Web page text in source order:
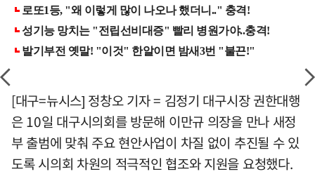
[대구=뉴시스] 정창오 기자 = 김정기 대구시장 권한대행
은 10일 대구시의회를 방문해 이만규 의장을 만나 새정
부 출범에 맞춰 주요 현안사업이 차질 없이 추진될 수 있
도록 시의회 차원의 적극적인 협조와 지원을 요청했다.